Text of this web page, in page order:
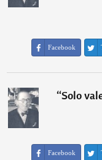
Facebook
“Solo
Facebook